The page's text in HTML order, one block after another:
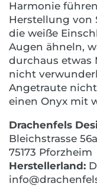
Harmonie
Herstellung von
die weiße
Augen ähneln,
durchaus etwas
nicht
Angetraute
einen Onyx mit
Drachenfels
Bleichstrasse 56a
75173 Pforzheim
Herstellerland: